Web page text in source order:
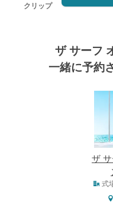
クリップ
ザ サーフ
一緒に予約
ザ
式